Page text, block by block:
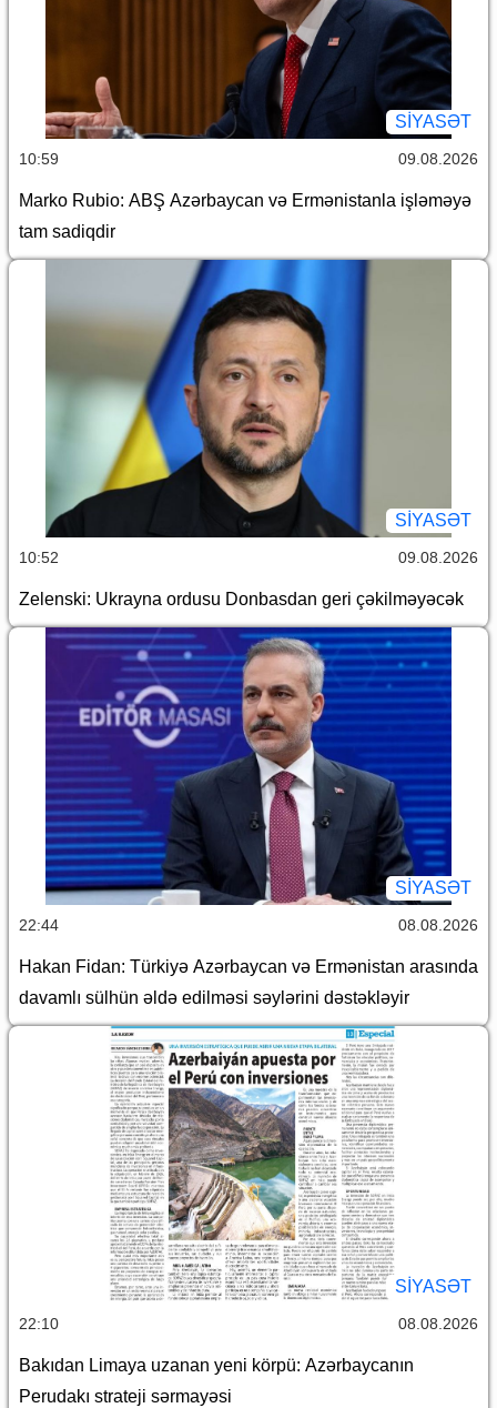
SİYASƏT
10:59 09.08.2026
Marko Rubio: ABŞ Azərbaycan və Ermənistanla işləməyə
tam sadiqdir
SİYASƏT
10:52 09.08.2026
Zelenski: Ukrayna ordusu Donbasdan geri çəkilməyəcək
SİYASƏT
22:44 08.08.2026
Hakan Fidan: Türkiyə Azərbaycan və Ermənistan arasında
davamlı sülhün əldə edilməsi səylərini dəstəkləyir
SİYASƏT
22:10 08.08.2026
Bakıdan Limaya uzanan yeni körpü: Azərbaycanın
Perudakı strateji sərmayəsi